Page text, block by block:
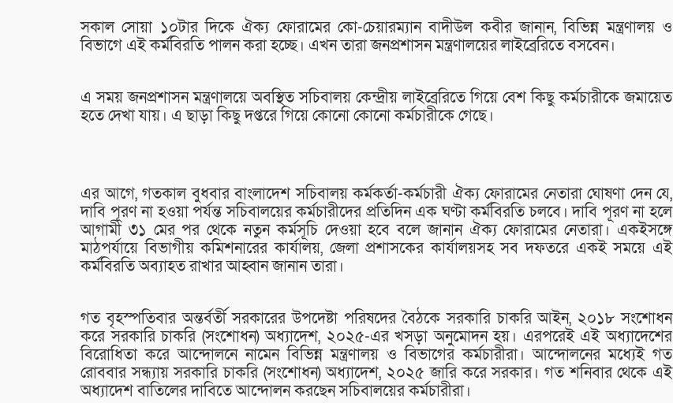
সকাল সোয়া ১০টার দিকে ঐক্য ফোরামের কো-চেয়ারম্যান বাদীউল কবীর জানান, বিভিন্ন মন্ত্রণালয় ও
বিভাগে এই কর্মবিরতি পালন করা হচ্ছে। এখন তারা জনপ্রশাসন মন্ত্রণালয়ের লাইব্রেরিতে বসবেন।
এ সময় জনপ্রশাসন মন্ত্রণালয়ে অবস্থিত সচিবালয় কেন্দ্রীয় লাইব্রেরিতে গিয়ে বেশ কিছু কর্মচারীকে জমায়েত
হতে দেখা যায়। এ ছাড়া কিছু দপ্তরে গিয়ে কোনো কোনো কর্মচারীকে গেছে।
এর আগে, গতকাল বুধবার বাংলাদেশ সচিবালয় কর্মকর্তা-কর্মচারী ঐক্য ফোরামের নেতারা ঘোষণা দেন যে,
দাবি পূরণ না হওয়া পর্যন্ত সচিবালয়ের কর্মচারীদের প্রতিদিন এক ঘণ্টা কর্মবিরতি চলবে। দাবি পূরণ না হলে
আগামী ৩১ মের পর থেকে নতুন কর্মসূচি দেওয়া হবে বলে জানান ঐক্য ফোরামের নেতারা। একইসঙ্গে
মাঠপর্যায়ে বিভাগীয় কমিশনারের কার্যালয়, জেলা প্রশাসকের কার্যালয়সহ সব দফতরে একই সময়ে এই
কর্মবিরতি অব্যাহত রাখার আহ্বান জানান তারা।
গত বৃহস্পতিবার অন্তর্বর্তী সরকারের উপদেষ্টা পরিষদের বৈঠকে সরকারি চাকরি আইন, ২০১৮ সংশোধন
করে সরকারি চাকরি (সংশোধন) অধ্যাদেশ, ২০২৫-এর খসড়া অনুমোদন হয়। এরপরেই এই অধ্যাদেশের
বিরোধিতা করে আন্দোলনে নামেন বিভিন্ন মন্ত্রণালয় ও বিভাগের কর্মচারীরা। আন্দোলনের মধ্যেই গত
রোববার সন্ধ্যায় সরকারি চাকরি (সংশোধন) অধ্যাদেশ, ২০২৫ জারি করে সরকার। গত শনিবার থেকে এই
অধ্যাদেশ বাতিলের দাবিতে আন্দোলন করছেন সচিবালয়ের কর্মচারীরা।